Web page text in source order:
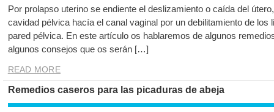
Por prolapso uterino se endiente el deslizamiento o caída del
cavidad pélvica hacía el canal vaginal por un debilitamiento de los
pared pélvica. En este artículo os hablaremos de algunos
algunos consejos que os serán […]
READ MORE
Remedios caseros para las picaduras de abeja